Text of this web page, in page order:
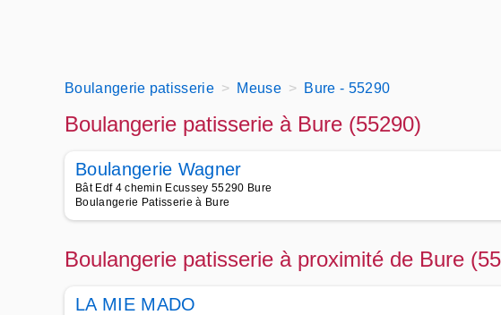
Boulangerie patisserie Meuse Bure - 55290
Boulangerie patisserie à Bure (55290)
Boulangerie Wagner
Bât Edf 4 chemin Ecussey 55290 Bure
Boulangerie Patisserie à Bure
Boulangerie patisserie à proximité de Bure
LA MIE MADO